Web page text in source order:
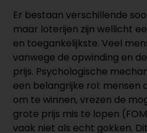
Er bestaan verschillende
maar loterijen zijn wellicht
en toegankelijkste. Veel
vanwege de opwinding en
prijs. Psychologische
een belangrijke rol: mensen
om te winnen, vrezen de
grote prijs mis te lopen
vaak niet als echt gokken.